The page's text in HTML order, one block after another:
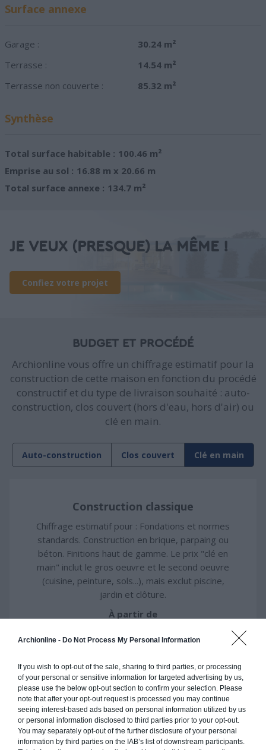
Archionline - Do Not Process My Personal Information
If you wish to opt-out of the sale, sharing to third parties, or processing
of your personal or sensitive information for targeted advertising by us,
please use the below opt-out section to confirm your selection. Please
note that after your opt-out request is processed you may continue
seeing interest-based ads based on personal information utilized by us
or personal information disclosed to third parties prior to your opt-out.
You may separately opt-out of the further disclosure of your personal
information by third parties on the IAB’s list of downstream participants.
Surface annexe
Garage :
30.24 m²
Terrasse :
14.54 m²
Terrasse non couverte :
85.32 m²
Synthèse
Total surface habitable : 100.46 m²
Emprise au sol : 16.88 m x 20.66 m
Total surface annexe : 134.7 m²
JE VEUX (PRESQUE) LA MÊME !
Confiez votre projet
BUDGET ET PROCÉDÉ
Archionline vous offre un chiffrage estimatif pour la
construction de cette maison en fonction du procédé
constructif et du type de livraison souhaité : auto-
construction, clos couvert (hors d'eau, hors d'air) ou
clé en main.
Auto-construction Clos couvert Clé en main
Construction classique
Chiffrage estimatif pour : Fondations et normes
standards. Construction en brique, parpaing ou
béton. Finitions haut de gamme. Le prix "clé en
main" inclut le gros oeuvre et le second oeuvre
(cuisine, peinture, sols...), mais exclut piscine,
jardin et clôture.
À partir de
215 000€ TTC
Je la veux !
Construction ossature bois